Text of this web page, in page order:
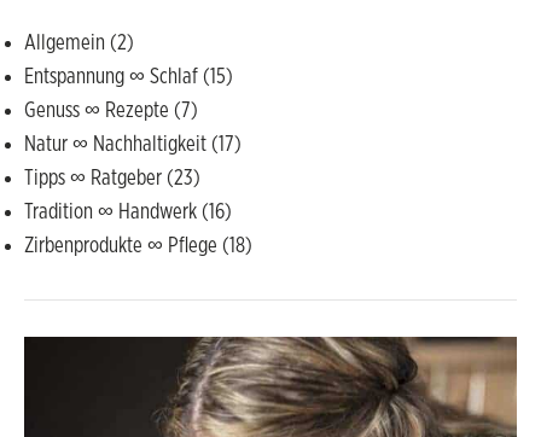
Allgemein (2)
Entspannung ∞ Schlaf (15)
Genuss ∞ Rezepte (7)
Natur ∞ Nachhaltigkeit (17)
Tipps ∞ Ratgeber (23)
Tradition ∞ Handwerk (16)
Zirbenprodukte ∞ Pflege (18)